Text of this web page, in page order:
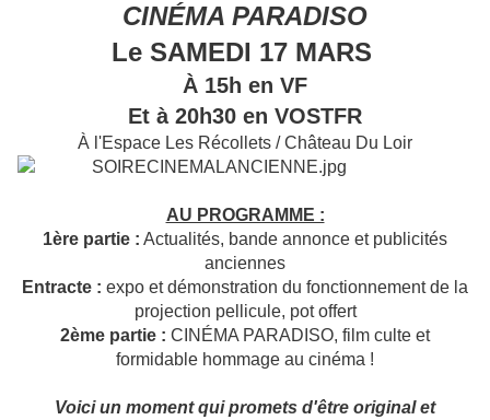
CINÉMA PARADISO
Le SAMEDI 17 MARS
À 15h en VF
Et à 20h30 en VOSTFR
À l'Espace Les Récollets / Château Du Loir
AU PROGRAMME :
1ère partie : Actualités, bande annonce et publicités
anciennes
Entracte : expo et démonstration du fonctionnement de la
projection pellicule, pot offert
2ème partie : CINÉMA PARADISO, film culte et
formidable hommage au cinéma !
Voici un moment qui promets d'être original et